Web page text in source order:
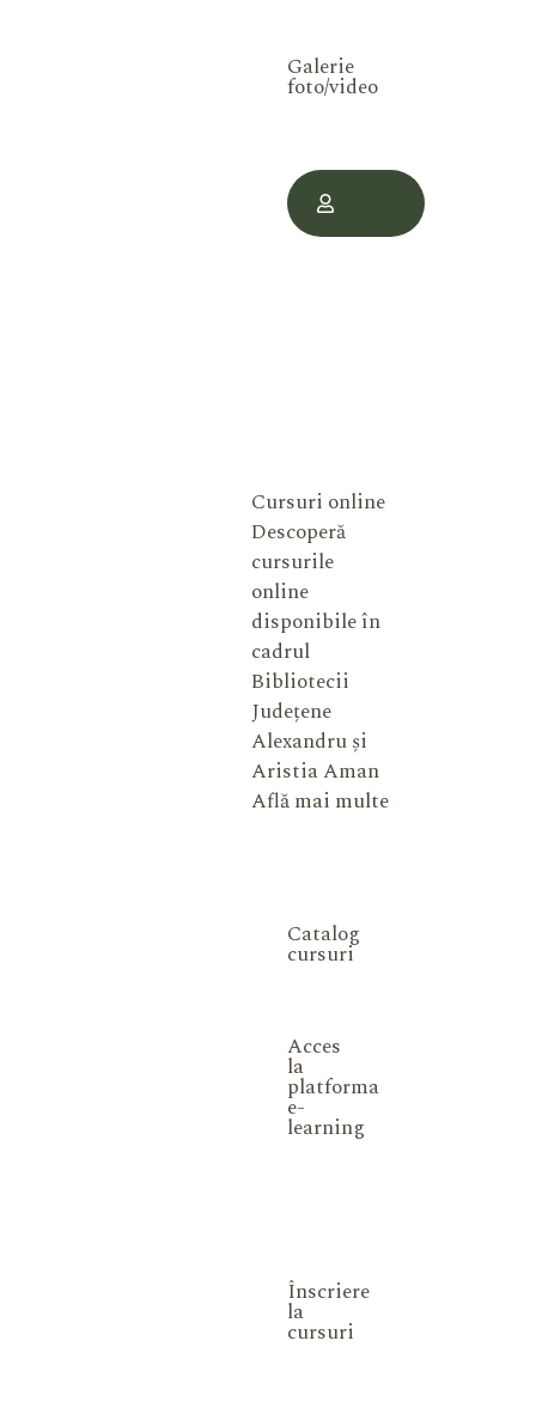
Galerie
foto/video
Cursuri online
Descoperă
cursurile
online
disponibile în
cadrul
Bibliotecii
Județene
Alexandru și
Aristia Aman
Află mai multe
Catalog
cursuri
Acces
la
platforma
e-
learning
Înscriere
la
cursuri